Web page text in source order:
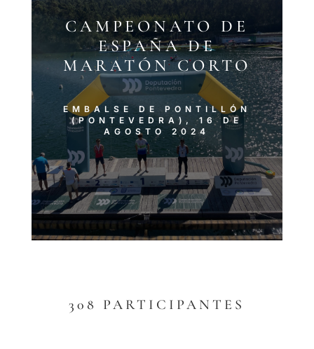
CAMPEONATO DE
ESPAÑA DE
MARATÓN CORTO
EMBALSE DE PONTILLÓN
(PONTEVEDRA), 16 DE
AGOSTO 2024
308 PARTICIPANTES